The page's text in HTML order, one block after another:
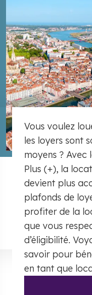
Vous voulez
les loyers sont
moyens ? Avec
Plus (+), la
devient plus
plafonds de
profiter de la
que vous
d’éligibilité.
savoir pour
en tant que